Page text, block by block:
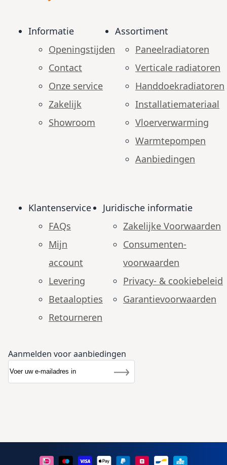
Informatie
Openingstijden
Contact
Onze service
Zakelijk
Showroom
Assortiment
Paneelradiatoren
Verticale radiatoren
Handdoekradiatoren
Installatiemateriaal
Vloerverwarming
Warmtepompen
Aanbiedingen
Klantenservice
FAQs
Mijn
account
Levering
Betaalopties
Retourneren
Juridische informatie
Zakelijke Voorwaarden
Consumenten­
voorwaarden
Privacy- & cookiebeleid
Garantie­voorwaarden
Aanmelden voor aanbiedingen
Nieuwsbrief
Inschrijven